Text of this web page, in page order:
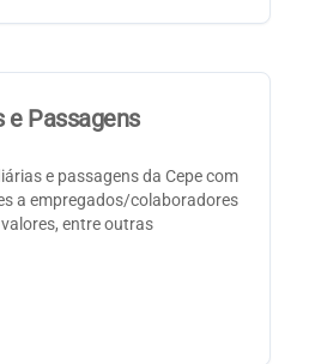
e Passagens
e passagens da Cepe com
a empregados/colaboradores
entre outras